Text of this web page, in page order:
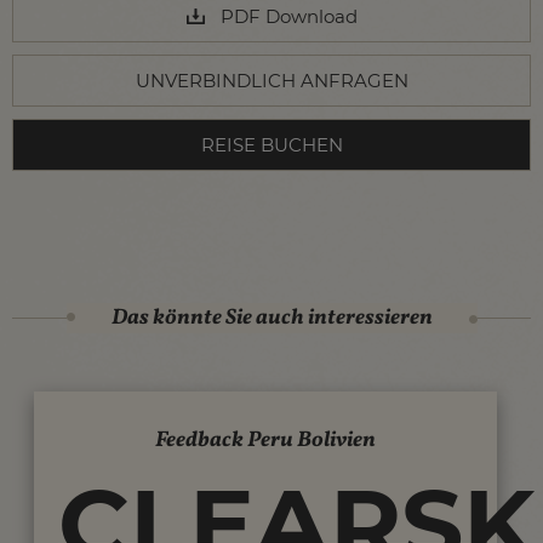
PDF Download
UNVERBINDLICH ANFRAGEN
REISE BUCHEN
Das könnte Sie auch interessieren
Feedback Peru Bolivien